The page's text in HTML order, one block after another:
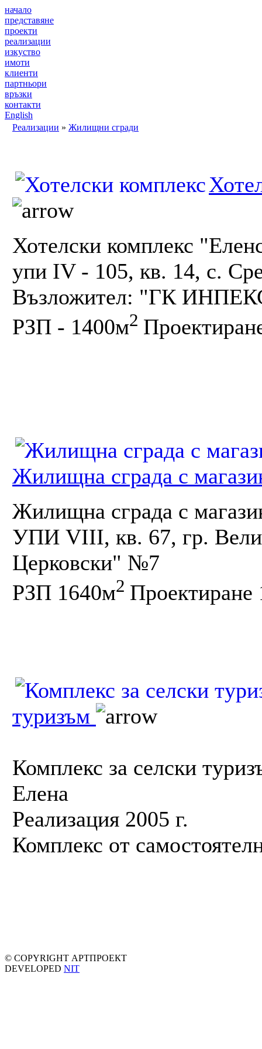
начало
представяне
проекти
реализации
изкуство
имоти
клиенти
партньори
връзки
контакти
English
Реализации » Жилищни сгради
Хотелски комплекс
упи IV - 105, кв. 14, с.
Възложител: "ГК
РЗП - 1400м2
Жилищна сграда с
Жилищна сграда с
УПИ VIII, кв. 67, гр.
Церковски" №7
РЗП 1640м2 Проектиране
туризъм
Комплекс за селски
Елена
Реализация 2005 г.
Комплекс от
© COPYRIGHT АРТПРОЕКТ
DEVELOPED NIT